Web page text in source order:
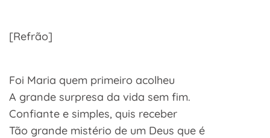
[Refrão]
Foi Maria quem primeiro acolheu
A grande surpresa da vida sem fim.
Confiante e simples, quis receber
Tão grande mistério de um Deus que é